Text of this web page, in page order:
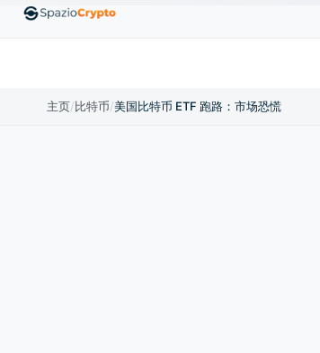
↑1.10% EthereumETHUS$1,880.58
主页/比特币/美国比特币 ETF 跑路：市场恐慌